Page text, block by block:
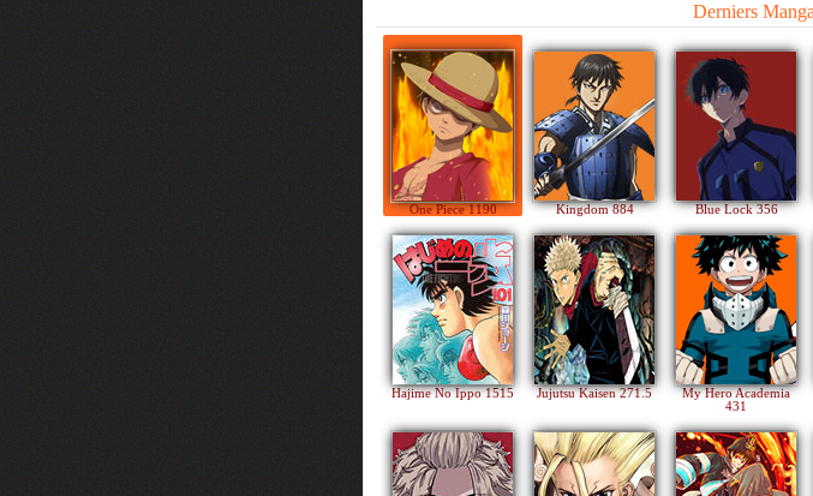
Derniers
One Piece 1190 Kingdom 884 Blue Lock 356
Hajime No Ippo 1515 Jujutsu Kaisen 271.5
My Hero Academia
431